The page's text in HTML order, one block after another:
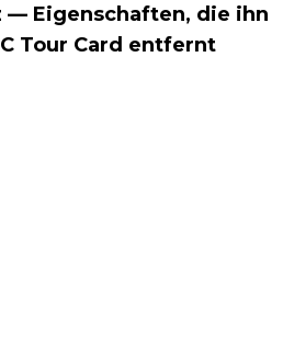
Eigenschaften, die ihn
Tour Card entfernt